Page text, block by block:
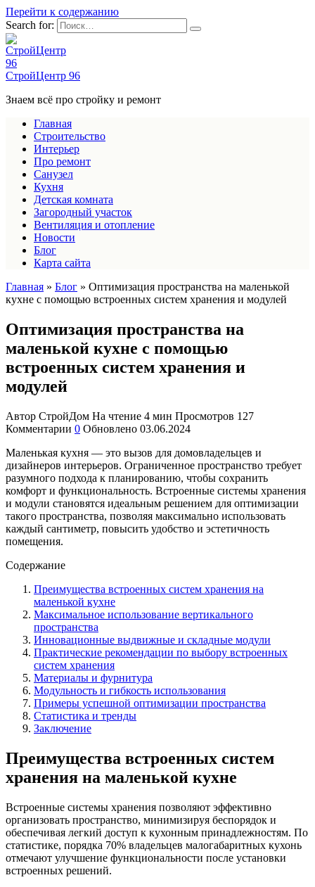
Перейти к содержанию
Search for:
СтройЦентр 96
Знаем всё про стройку и ремонт
Главная
Строительство
Интерьер
Про ремонт
Санузел
Кухня
Детская комната
Загородный участок
Вентиляция и отопление
Новости
Блог
Карта сайта
Главная » Блог » Оптимизация пространства на маленькой
кухне с помощью встроенных систем хранения и модулей
Оптимизация пространства на
маленькой кухне с помощью
встроенных систем хранения и
модулей
Автор СтройДом На чтение 4 мин Просмотров 127
Комментарии 0 Обновлено 03.06.2024
Маленькая кухня — это вызов для домовладельцев и
дизайнеров интерьеров. Ограниченное пространство требует
разумного подхода к планированию, чтобы сохранить
комфорт и функциональность. Встроенные системы хранения
и модули становятся идеальным решением для оптимизации
такого пространства, позволяя максимально использовать
каждый сантиметр, повысить удобство и эстетичность
помещения.
Содержание
Преимущества встроенных систем хранения на
маленькой кухне
Максимальное использование вертикального
пространства
Инновационные выдвижные и складные модули
Практические рекомендации по выбору встроенных
систем хранения
Материалы и фурнитура
Модульность и гибкость использования
Примеры успешной оптимизации пространства
Статистика и тренды
Заключение
Преимущества встроенных систем
хранения на маленькой кухне
Встроенные системы хранения позволяют эффективно
организовать пространство, минимизируя беспорядок и
обеспечивая легкий доступ к кухонным принадлежностям. По
статистике, порядка 70% владельцев малогабаритных кухонь
отмечают улучшение функциональности после установки
встроенных решений.